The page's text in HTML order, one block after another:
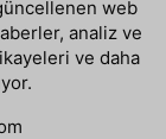
web
analiz ve
ve daha